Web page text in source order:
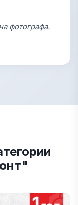
фотографа.